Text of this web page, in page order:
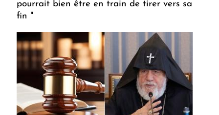
pourrait bien être en train de tirer vers sa
fin "